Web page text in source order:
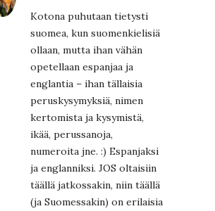
Kotona puhutaan tietysti
suomea, kun suomenkielisiä
ollaan, mutta ihan vähän
opetellaan espanjaa ja
englantia – ihan tällaisia
peruskysymyksiä, nimen
kertomista ja kysymistä,
ikää, perussanoja,
numeroita jne. :) Espanjaksi
ja englanniksi. JOS oltaisiin
täällä jatkossakin, niin täällä
(ja Suomessakin) on erilaisia